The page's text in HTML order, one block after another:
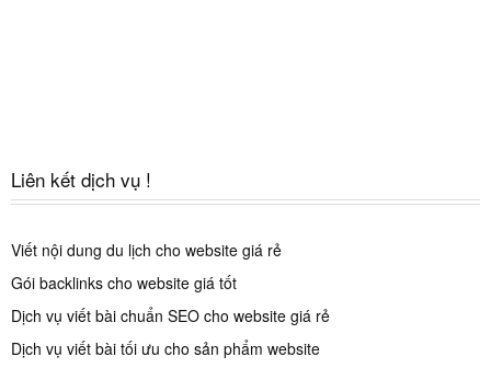
Liên kết dịch vụ !
Viết nội dung du lịch cho website giá rẻ
Gói backlinks cho website giá tốt
Dịch vụ viết bài chuẩn SEO cho website giá rẻ
Dịch vụ viết bài tối ưu cho sản phẩm website